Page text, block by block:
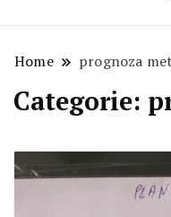
Home prognoza
Categorie: